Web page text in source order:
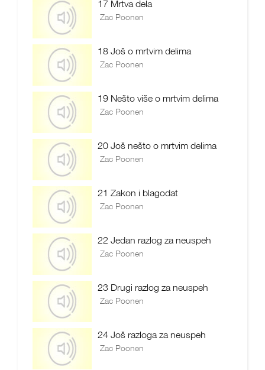
17 Mrtva dela
Zac Poonen
18 Još o mrtvim delima
Zac Poonen
19 Nešto više o mrtvim delima
Zac Poonen
20 Još nešto o mrtvim delima
Zac Poonen
21 Zakon i blagodat
Zac Poonen
22 Jedan razlog za neuspeh
Zac Poonen
23 Drugi razlog za neuspeh
Zac Poonen
24 Još razloga za neuspeh
Zac Poonen